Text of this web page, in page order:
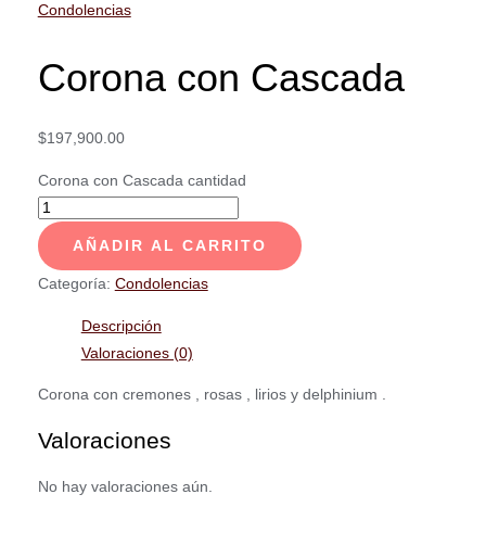
Condolencias
Corona con Cascada
$197,900.00
Corona con Cascada cantidad
AÑADIR AL CARRITO
Categoría: Condolencias
Descripción
Valoraciones (0)
Corona con cremones , rosas , lirios y delphinium .
Valoraciones
No hay valoraciones aún.